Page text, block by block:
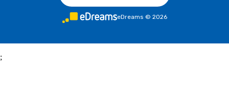
eDreams © 2026
;